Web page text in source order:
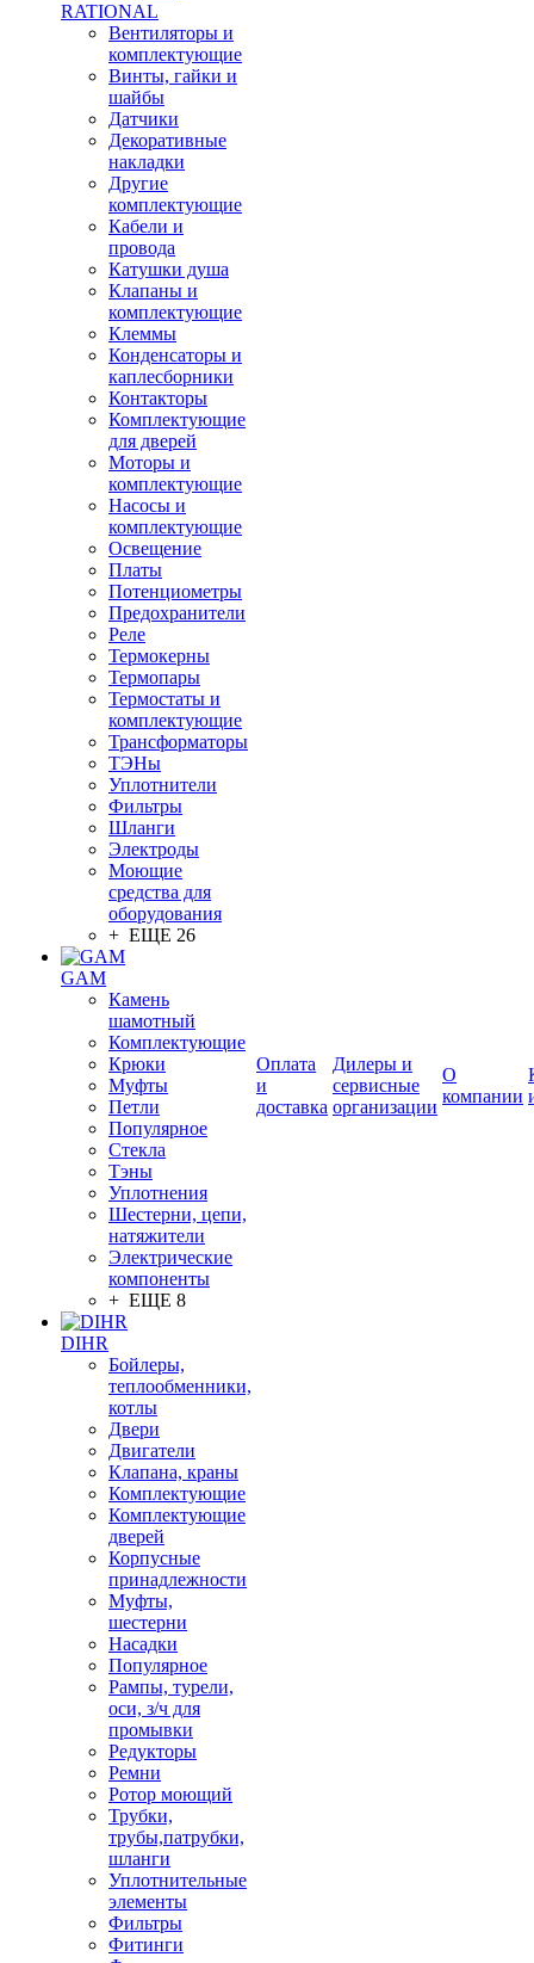
RATIONAL
Вентиляторы и
комплектующие
Винты, гайки и
шайбы
Датчики
Декоративные
накладки
Другие
комплектующие
Кабели и
провода
Катушки душа
Клапаны и
комплектующие
Клеммы
Конденсаторы и
каплесборники
Контакторы
Комплектующие
для дверей
Моторы и
комплектующие
Насосы и
комплектующие
Освещение
Платы
Потенциометры
Предохранители
Реле
Термокерны
Термопары
Термостаты и
комплектующие
Трансформаторы
ТЭНы
Уплотнители
Фильтры
Шланги
Электроды
Моющие
средства для
оборудования
+ ЕЩЕ 26
GAM
Камень
шамотный
Комплектующие
Крюки
Муфты
Петли
Популярное
Стекла
Тэны
Уплотнения
Шестерни, цепи,
натяжители
Электрические
компоненты
+ ЕЩЕ 8
DIHR
Бойлеры,
теплообменники,
котлы
Двери
Двигатели
Клапана, краны
Комплектующие
Комплектующие
дверей
Корпусные
принадлежности
Муфты,
шестерни
Насадки
Популярное
Рампы, турели,
оси, з/ч для
промывки
Редукторы
Ремни
Ротор моющий
Трубки,
трубы,патрубки,
шланги
Уплотнительные
элементы
Фильтры
Фитинги
Оплата
и
доставка
Дилеры и
сервисные
организации
О
компании